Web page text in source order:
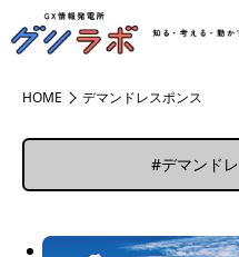
HOME デマンドレスポンス
#デマンド